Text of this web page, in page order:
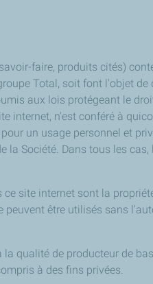
faire, produits cités)
Total, soit font l'objet
aux lois protégeant le
internet, n'est conféré à
un usage personnel et
Société. Dans tous les
site internet sont la
peuvent être utilisés sans
qualité de producteur de
à des fins privées.